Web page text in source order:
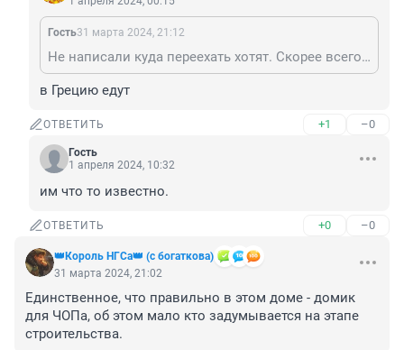
Гость31 марта 2024, 21:12
Не написали куда переехать хотят. Скорее всего в самую богатую страну США, Детройт из нищего, грязного, пыльного, в пробках Новосибирска.
в Грецию едут
ОТВЕТИТЬ +1 –0
Гость
1 апреля 2024, 10:32
им что то известно.
ОТВЕТИТЬ +0 –0
👑Король НГСа👑 (с богаткова)
31 марта 2024, 21:02
Единственное, что правильно в этом доме - домик
для ЧОПа, об этом мало кто задумывается на этапе
строительства.